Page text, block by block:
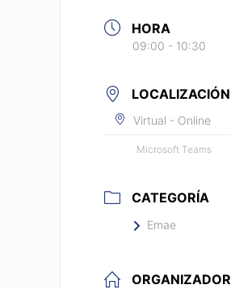
HORA
09:00 - 10:30
LOCALIZACIÓN
Virtual - Online
Microsoft Teams
CATEGORÍA
Emae
ORGANIZADOR